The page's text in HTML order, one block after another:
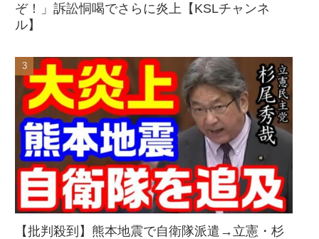
ぞ！」訴訟恫喝でさらに炎上【KSLチャンネ
ル】
【批判殺到】熊本地震で自衛隊派遣→立憲・杉